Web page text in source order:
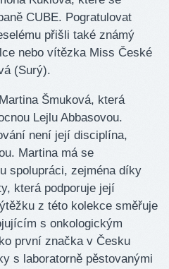
CUBE. Pogratulovat
přišli také známý
nebo vítězka Miss České
(Surý).
Šmuková, která
Lejlu Abbasovou.
není její disciplína,
Martina má se
spolupráci, zejména díky
která podporuje její
z této kolekce směřuje
s onkologickým
první značka v Česku
s laboratorně pěstovanými